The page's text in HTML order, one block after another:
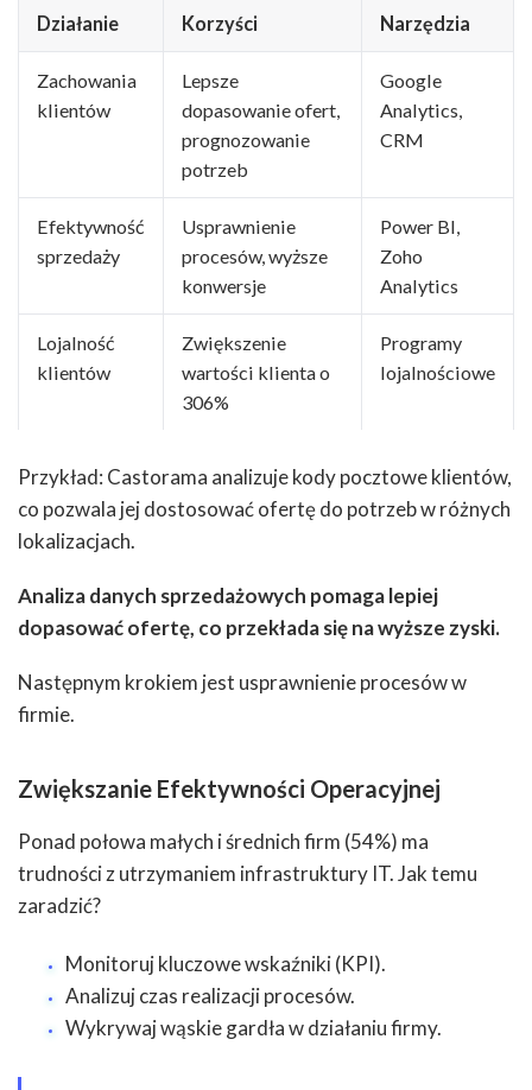
Działanie Korzyści Narzędzia
Zachowania
klientów
Lepsze
dopasowanie ofert,
prognozowanie
potrzeb
Google
Analytics,
CRM
Efektywność
sprzedaży
Usprawnienie
procesów, wyższe
konwersje
Power BI,
Zoho
Analytics
Lojalność
klientów
Zwiększenie
wartości klienta o
306%
Programy
lojalnościowe
Przykład: Castorama analizuje kody pocztowe klientów,
co pozwala jej dostosować ofertę do potrzeb w różnych
lokalizacjach.
Analiza danych sprzedażowych pomaga lepiej
dopasować ofertę, co przekłada się na wyższe zyski.
Następnym krokiem jest usprawnienie procesów w
firmie.
Zwiększanie Efektywności Operacyjnej
Ponad połowa małych i średnich firm (54%) ma
trudności z utrzymaniem infrastruktury IT. Jak temu
zaradzić?
Monitoruj kluczowe wskaźniki (KPI).
Analizuj czas realizacji procesów.
Wykrywaj wąskie gardła w działaniu firmy.